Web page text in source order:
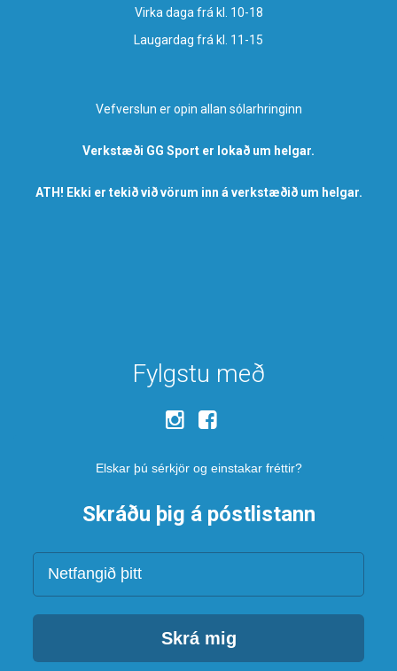
Virka daga frá kl. 10-18
Laugardag frá kl. 11-15
Vefverslun er opin allan sólarhringinn
Verkstæði GG Sport er lokað um helgar.
ATH! Ekki er tekið við vörum inn á verkstæðið um helgar.
Fylgstu með
Elskar þú sérkjör og einstakar fréttir?
Skráðu þig á póstlistann
Netfang
Skrá mig